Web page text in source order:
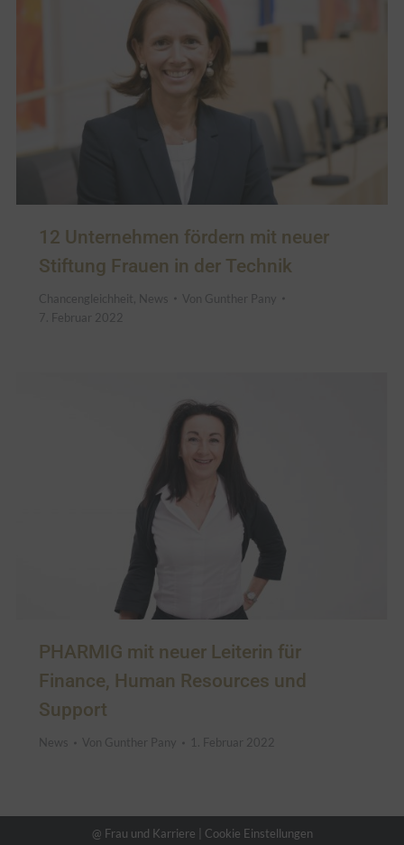
12 Unternehmen fördern mit neuer
Stiftung Frauen in der Technik
Chancengleichheit News Von Gunther Pany
7. Februar 2022
PHARMIG mit neuer Leiterin für
Finance, Human Resources und
Support
News Von Gunther Pany 1. Februar 2022
@ Frau und Karriere | Cookie Einstellungen